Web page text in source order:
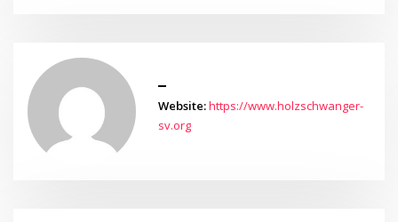
_
Website:https://www.holzschwanger-
sv.org